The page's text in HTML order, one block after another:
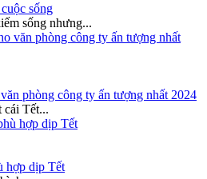
sống
sống nhưng...
phòng công ty ấn tượng nhất 2024
cái Tết...
hợp dịp Tết